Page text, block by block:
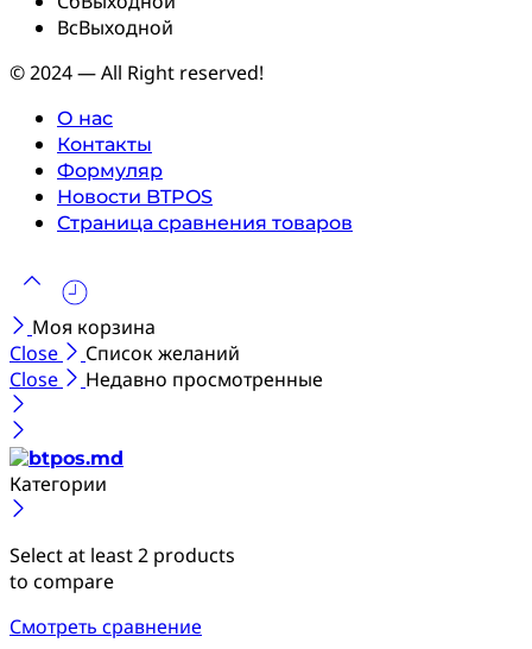
ВсВыходной
© 2024 — All Right reserved!
О нас
Контакты
Формуляр
Новости BTPOS
Страница сравнения товаров
Моя корзина
Close
Список желаний
Close
Недавно просмотренные
Категории
Select at least 2 products
to compare
Смотреть сравнение